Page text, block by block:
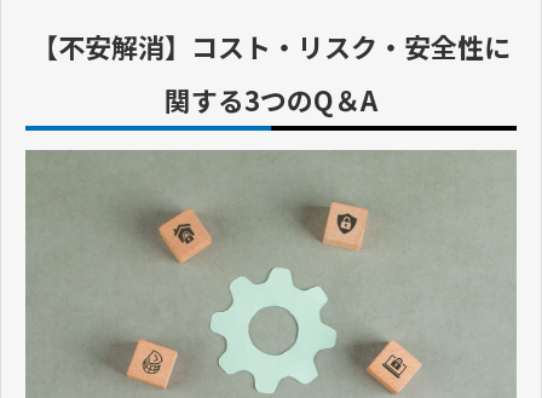
【不安解消】コスト・リスク・安全性に
関する3つのQ＆A